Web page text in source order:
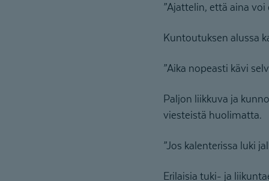
”Ajattelin, että aina
Kuntoutuksen alussa
”Aika nopeasti kävi
Paljon liikkuva ja
viesteistä huolimatta.
”Jos kalenterissa luki
Erilaisia tuki- ja